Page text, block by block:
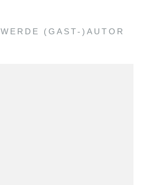
WERDE (GAST-)AUTOR